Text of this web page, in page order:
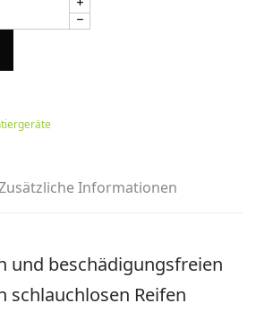
Informationen
und beschädigungsfreien
schlauchlosen Reifen